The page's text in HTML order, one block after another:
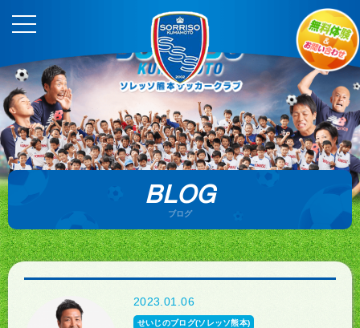
BLOG
ブログ
2023.01.06
せいじのブログ(ソレッソ熊本)